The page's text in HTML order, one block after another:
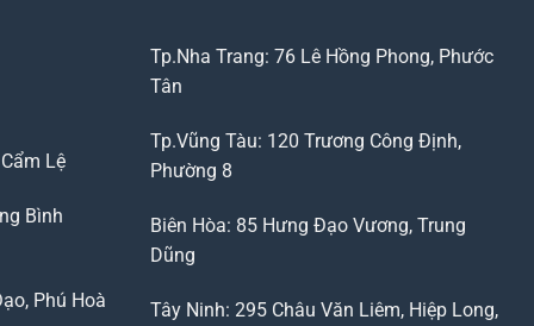
Lệ
Bình
Phú Hoà
Tp.Nha Trang: 76 Lê Hồng Phong, Phước
Tân
Tp.Vũng Tàu: 120 Trương Công Định,
Phường 8
Biên Hòa: 85 Hưng Đạo Vương, Trung
Dũng
Tây Ninh: 295 Châu Văn Liêm, Hiệp Long,